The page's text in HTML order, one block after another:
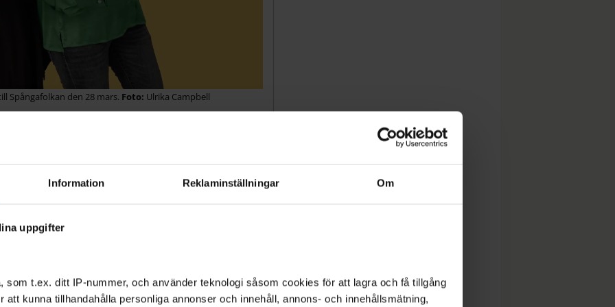
Information Reklaminställningar Om
uppgifter
som t.ex. ditt IP-nummer, och använder teknologi såsom cookies för att lagra och få tillgång
att kunna tillhandahålla personliga annonser och innehåll, annons- och innehållsmätning,
Spångafolkan den 28 mars. Ulrika Campbell
samhällets näringskedja. Jag kan bara sparka
Min usp är att jag är så himla gammal.
så ska det vara "jävligt roligt", och inget
är äldre än mig.
en hel del, igenkännande, om åldrande.
kvinnor, medan männen har tuffat på som